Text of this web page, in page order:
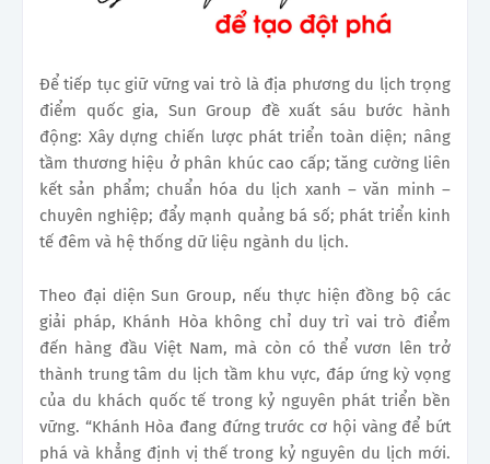
Để tiếp tục giữ vững vai trò là địa phương du lịch trọng
điểm quốc gia, Sun Group đề xuất sáu bước hành
động: Xây dựng chiến lược phát triển toàn diện; nâng
tầm thương hiệu ở phân khúc cao cấp; tăng cường liên
kết sản phẩm; chuẩn hóa du lịch xanh – văn minh –
chuyên nghiệp; đẩy mạnh quảng bá số; phát triển kinh
tế đêm và hệ thống dữ liệu ngành du lịch.
Theo đại diện Sun Group, nếu thực hiện đồng bộ các
giải pháp, Khánh Hòa không chỉ duy trì vai trò điểm
đến hàng đầu Việt Nam, mà còn có thể vươn lên trở
thành trung tâm du lịch tầm khu vực, đáp ứng kỳ vọng
của du khách quốc tế trong kỷ nguyên phát triển bền
vững. “Khánh Hòa đang đứng trước cơ hội vàng để bứt
phá và khẳng định vị thế trong kỷ nguyên du lịch mới.